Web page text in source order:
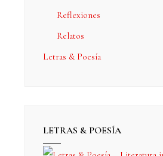
Reflexiones
Relatos
Letras & Poesía
LETRAS & POESÍA